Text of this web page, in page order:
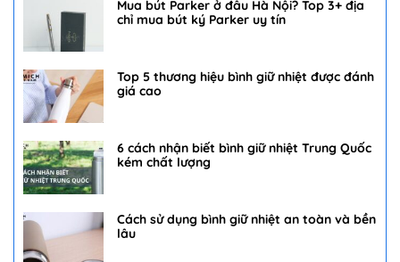
Mua bút Parker ở đâu Hà Nội? Top 3+ địa
chỉ mua bút ký Parker uy tín
Top 5 thương hiệu bình giữ nhiệt được đánh
giá cao
6 cách nhận biết bình giữ nhiệt Trung Quốc
kém chất lượng
Cách sử dụng bình giữ nhiệt an toàn và bền
lâu